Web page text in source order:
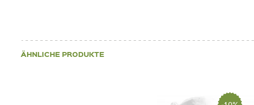
ÄHNLICHE PRODUKTE